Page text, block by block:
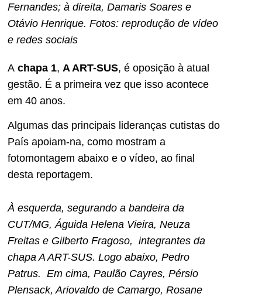
Fernandes; à direita, Damaris Soares e
Otávio Henrique. Fotos: reprodução de vídeo
e redes sociais
A chapa 1, A ART-SUS, é oposição à atual
gestão. É a primeira vez que isso acontece
em 40 anos.
Algumas das principais lideranças cutistas do
País apoiam-na, como mostram a
fotomontagem abaixo e o vídeo, ao final
desta reportagem.
À esquerda, segurando a bandeira da
CUT/MG, Águida Helena Vieira, Neuza
Freitas e Gilberto Fragoso, integrantes da
chapa A ART-SUS. Logo abaixo, Pedro
Patrus. Em cima, Paulão Cayres, Pérsio
Plensack, Ariovaldo de Camargo, Rosane